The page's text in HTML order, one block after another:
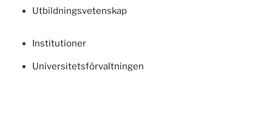
Utbildningsvetenskap
Institutioner
Universitetsförvaltningen